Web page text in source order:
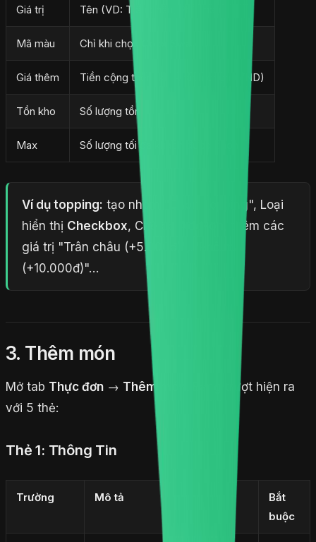
Giá trị Tên (VD: Trân châu, Phô mai)
Mã màu Chỉ khi chọn Color Swatch
Giá thêm Tiền cộng thêm khi khách chọn (VND)
Tồn kho Số lượng tồn
Max Số lượng tối đa khách được chọn
Ví dụ topping: tạo nhóm "Chọn Topping", Loại
hiển thị Checkbox, Chế độ
, thêm các
giá trị "Trân châu (+5.000đ)", "Phô mai
(+10.000đ)"…
3. Thêm món
Mở tab Thực đơn → Thêm món
. Bảng trượt hiện ra
với 5 thẻ:
Thẻ 1: Thông Tin
Trường Mô tả
Bắt
buộc